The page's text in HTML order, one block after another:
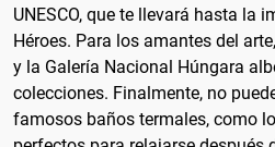
UNESCO, que te llevará hasta la
Héroes. Para los amantes del
y la Galería Nacional Húngara
colecciones. Finalmente, no
famosos baños termales, como